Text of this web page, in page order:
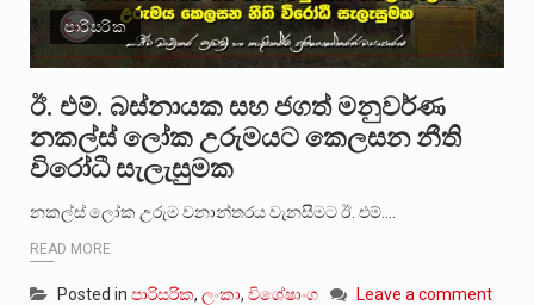
පාරිසරික
ඊ. එම්. බස්නායක සහ ජගත් මනුවර්ණ
නකල්ස් ලෝක උරුමයට කෙලසන නීති
විරෝධී සැලැසුමක
නකල්ස් ලෝක උරුම වනාන්තරය වැනසීමට ඊ. එම්.…
READ MORE
Posted in පාරිසරික, ලංකා, විශේෂාංග Leave a comment